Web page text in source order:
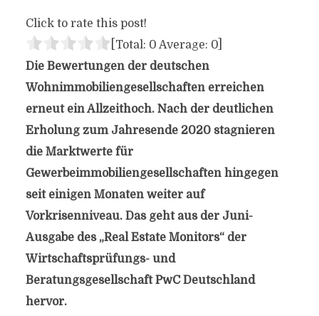
Click to rate this post!
[Total: 0 Average: 0]
Die Bewertungen der deutschen
Wohnimmobiliengesellschaften erreichen
erneut ein Allzeithoch. Nach der deutlichen
Erholung zum Jahresende 2020 stagnieren
die Marktwerte für
Gewerbeimmobiliengesellschaften hingegen
seit einigen Monaten weiter auf
Vorkrisenniveau. Das geht aus der Juni-
Ausgabe des „Real Estate Monitors“ der
Wirtschaftsprüfungs- und
Beratungsgesellschaft PwC Deutschland
hervor.